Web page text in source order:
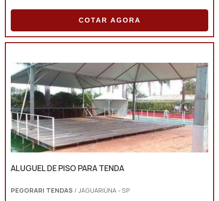
COTAR AGORA
ALUGUEL DE PISO PARA TENDA
PEGORARI TENDAS / JAGUARIÚNA - SP